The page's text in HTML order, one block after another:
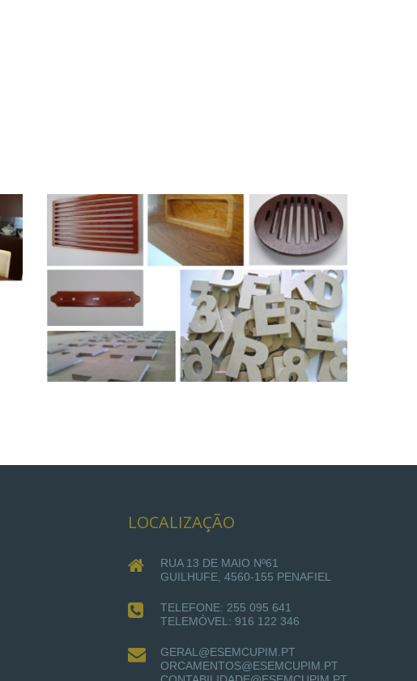
TRABALHOSPERSONALIZADOS_4
LOCALIZAÇÃO
RUA 13 DE MAIO Nº61
GUILHUFE, 4560-155 PENAFIEL
TELEFONE: 255 095 641
TELEMÓVEL: 916 122 346
GERAL@ESEMCUPIM.PT
ORCAMENTOS@ESEMCUPIM.PT